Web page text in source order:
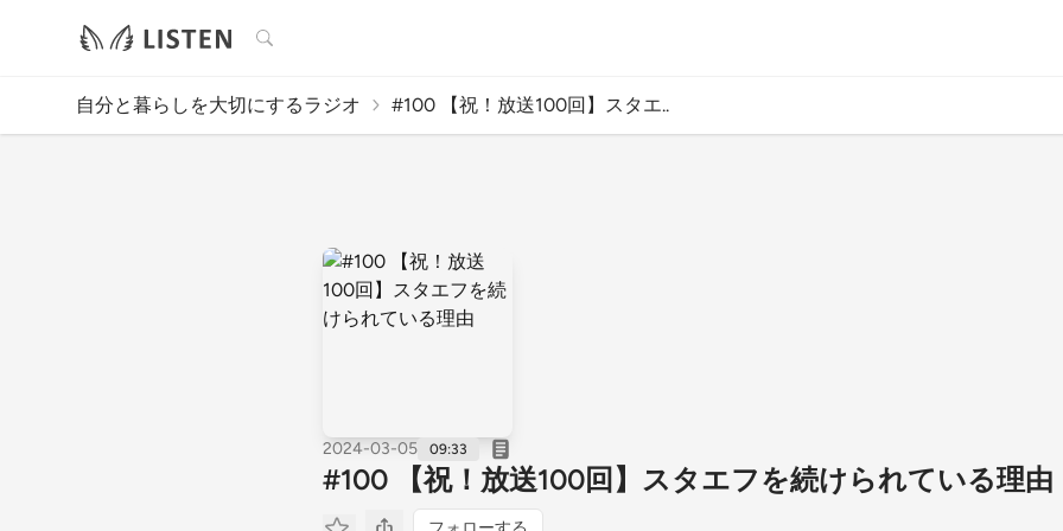
検索
自分と暮らしを大切にするラジオ #100 【祝！放送100回】スタエ..
2024-03-05 09:33
#100 【祝！放送100回】スタエフを続けられている理由